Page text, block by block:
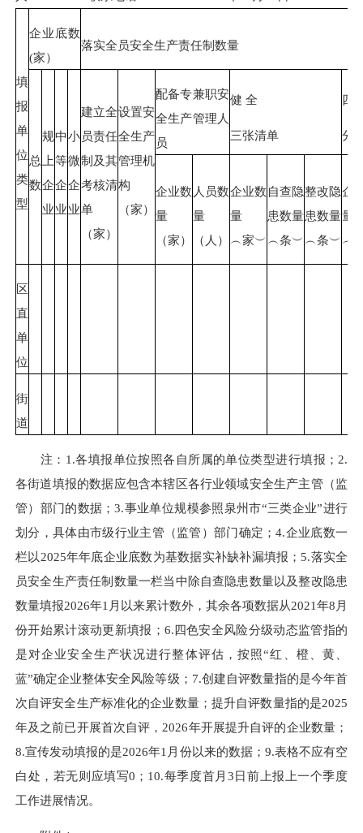
填
报
单
位
类
型
企业底数
(家）
落实全员安全生产责任制数量
总
数
规
上
企
业
中
等
企
业
小
微
企
业
建立全
员责任
制及其
考核清
单
（家）
设置安
全生产
管理机
构
（家）
配备专兼职安
全生产管理人
员
健 全
三张清单
四
分
企业数
量
（家）
人员数
量
（人）
企业数
量
︵家︶
自查隐
患数量
︵条︶
整改隐
患数量
︵条︶
企
量
︵
区
直
单
位
街
道
注：1.各填报单位按照各自所属的单位类型进行填报；2.
各街道填报的数据应包含本辖区各行业领域安全生产主管（监
管）部门的数据；3.事业单位规模参照泉州市“三类企业”进行
划分，具体由市级行业主管（监管）部门确定；4.企业底数一
栏以2025年年底企业底数为基数据实补缺补漏填报；5.落实全
员安全生产责任制数量一栏当中除自查隐患数量以及整改隐患
数量填报2026年1月以来累计数外，其余各项数据从2021年8月
份开始累计滚动更新填报；6.四色安全风险分级动态监管指的
是对企业安全生产状况进行整体评估，按照“红、橙、黄、
蓝”确定企业整体安全风险等级；7.创建自评数量指的是今年首
次自评安全生产标准化的企业数量；提升自评数量指的是2025
年及之前已开展首次自评，2026年开展提升自评的企业数量；
8.宣传发动填报的是2026年1月份以来的数据；9.表格不应有空
白处，若无则应填写0；10.每季度首月3日前上报上一个季度
工作进展情况。